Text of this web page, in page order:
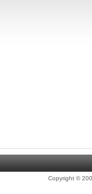
Copyright ©